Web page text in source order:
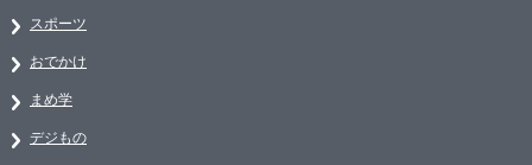
スポーツ
おでかけ
まめ学
デジもの